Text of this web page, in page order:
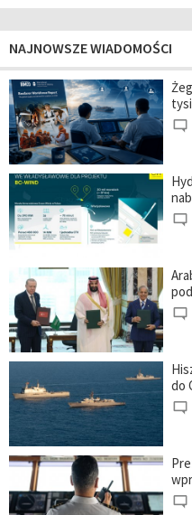
NAJNOWSZE WIADOMOŚCI
do